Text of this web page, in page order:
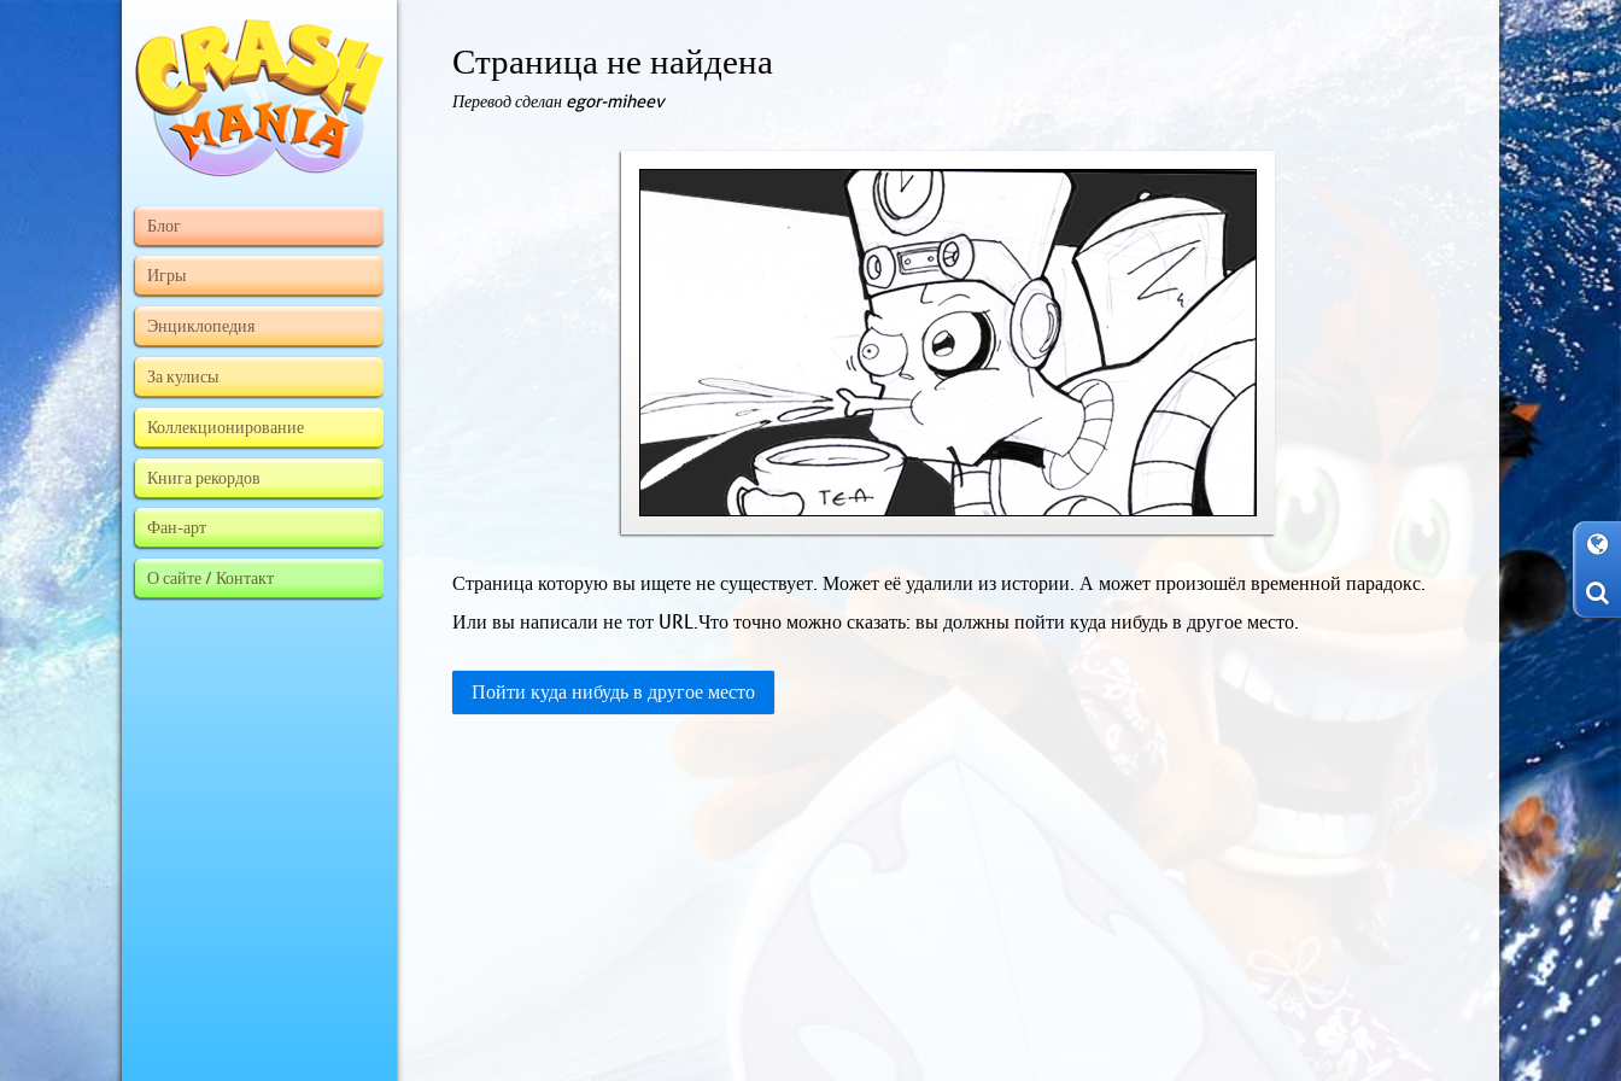
Блог
Игры
Энциклопедия
За кулисы
Коллекционирование
Книга рекордов
Фан-арт
О сайте / Контакт
Страница не найдена
Перевод сделан egor-miheev
Страница которую вы ищете не существует. Может её удалили из истории. А может произошёл временной парадокс.
Или вы написали не тот URL.Что точно можно сказать: вы должны пойти куда нибудь в другое место.
Пойти куда нибудь в другое место